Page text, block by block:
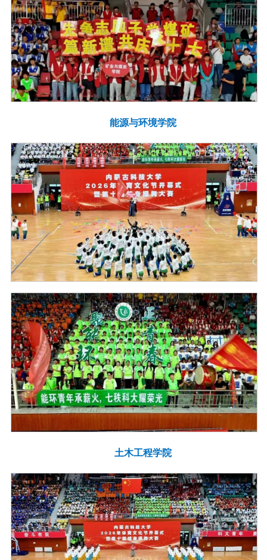
能源与环境学院
土木工程学院